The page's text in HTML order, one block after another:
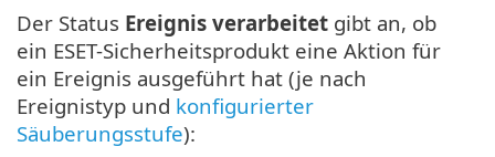
Der Status Ereignis verarbeitet gibt an, ob
ein ESET-Sicherheitsprodukt eine Aktion für
ein Ereignis ausgeführt hat (je nach
Ereignistyp und konfigurierter
Säuberungsstufe):